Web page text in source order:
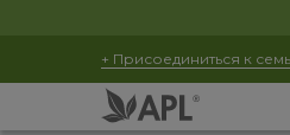
+ Присоединиться к